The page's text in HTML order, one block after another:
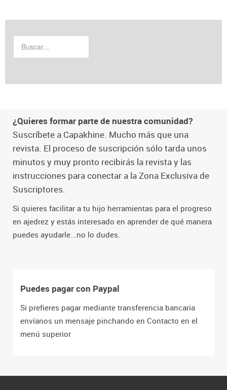
¿Quieres formar parte de nuestra comunidad?
Suscríbete a Capakhine. Mucho más que una
revista. El proceso de suscripción sólo tarda unos
minutos y muy pronto recibirás la revista y las
instrucciones para conectar a la Zona Exclusiva de
Suscriptores.
Si quieres facilitar a tu hijo herramientas para el progreso
en ajedrez y estás interesado en aprender de qué manera
puedes ayudarle...no lo dudes.
Puedes pagar con Paypal
Si prefieres pagar mediante transferencia bancaria
envíanos un mensaje pinchando en Contacto en el
menú superior